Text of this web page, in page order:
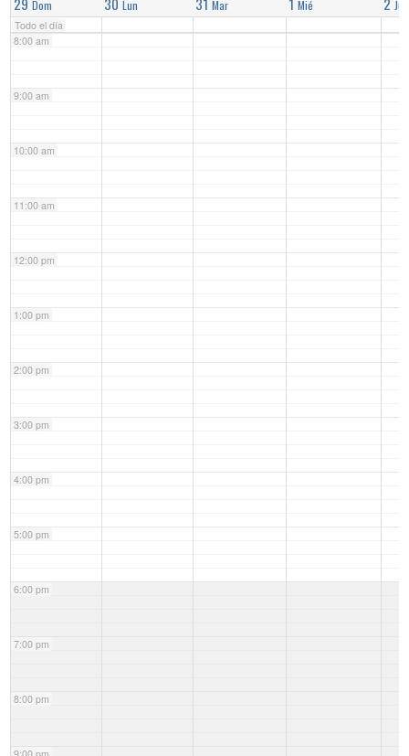
Dom Lun Mar Mié Jue
Todo el día
8:00 am
9:00 am
10:00 am
11:00 am
12:00 pm
1:00 pm
2:00 pm
3:00 pm
4:00 pm
5:00 pm
6:00 pm
7:00 pm
8:00 pm